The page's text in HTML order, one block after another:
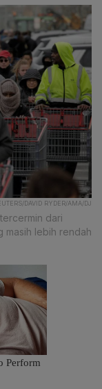
DAVID RYDER/AMA/DJ
dari
masih lebih rendah